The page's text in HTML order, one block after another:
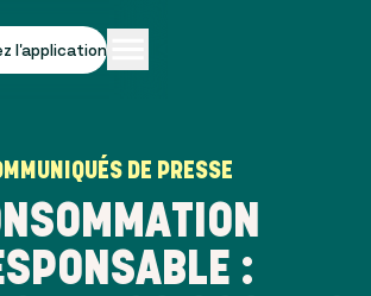
l'application
DE PRESSE
: